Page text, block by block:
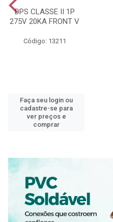
DPS CLASSE II 1P
275V 20KA FRONT V
Código: 13211
Faça seu login ou
cadastre-se para
ver preços e
comprar